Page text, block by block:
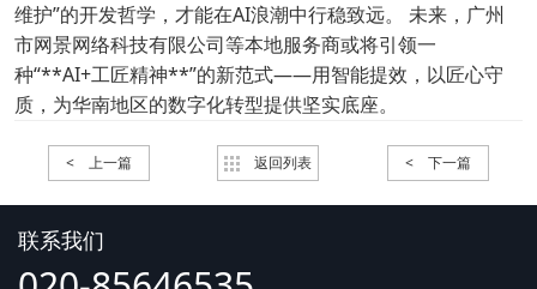
维护”的开发哲学，才能在AI浪潮中行稳致远。 未来，广州
市网景网络科技有限公司等本地服务商或将引领一
种“**AI+工匠精神**”的新范式——用智能提效，以匠心守
质，为华南地区的数字化转型提供坚实底座。
< 上一篇 返回列表 < 下一篇
联系我们